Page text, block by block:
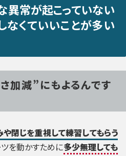
異常が起こっていない
なくていいことが多い
加減”にもよるんです
閉じを重視して練習してもらう
を動かすために多少無理しても